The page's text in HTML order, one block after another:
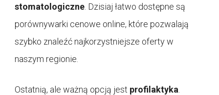
stomatologiczne . Dzisiaj łatwo dostępne są
porównywarki cenowe online, które pozwalają
szybko znaleźć najkorzystniejsze oferty w
naszym regionie.
Ostatnią, ale ważną opcją jest profilaktyka